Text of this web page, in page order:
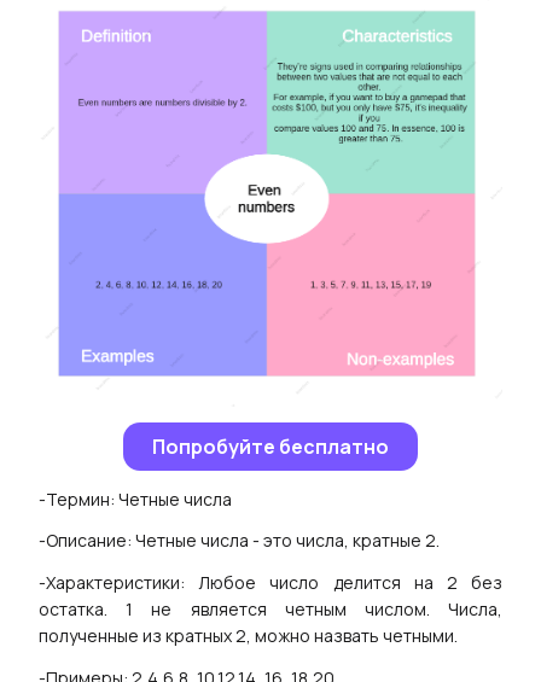
Попробуйте бесплатно
-Термин: Четные числа
-Описание: Четные числа - это числа, кратные 2.
-Характеристики: Любое число делится на 2 без
остатка. 1 не является четным числом. Числа,
полученные из кратных 2, можно назвать четными.